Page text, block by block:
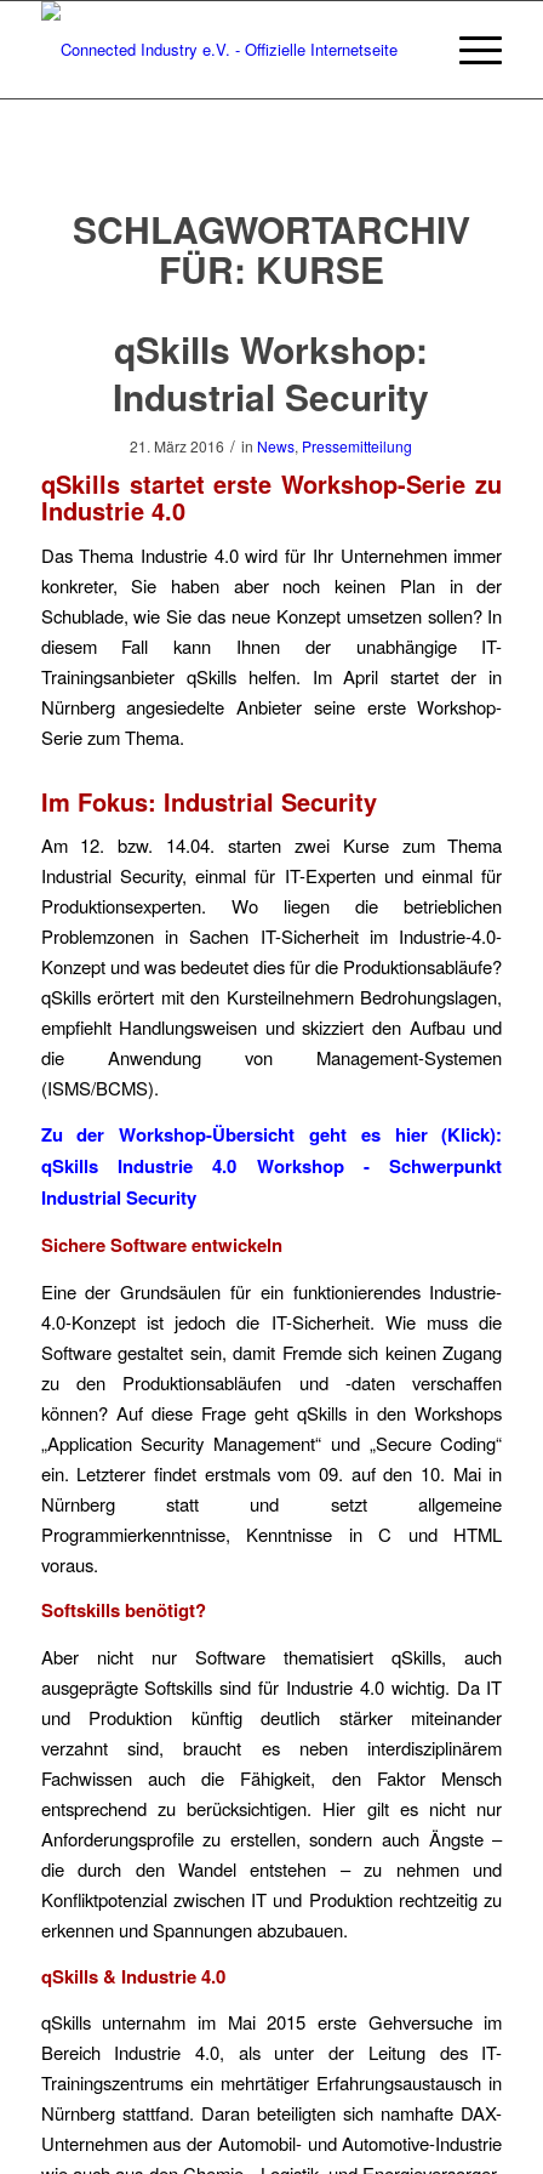
SCHLAGWORTARCHIV
FÜR: KURSE
qSkills Workshop:
Industrial Security
21. März 2016 / in News, Pressemitteilung
qSkills startet erste Workshop-Serie zu
Industrie 4.0
Das Thema Industrie 4.0 wird für Ihr Unternehmen immer
konkreter, Sie haben aber noch keinen Plan in der
Schublade, wie Sie das neue Konzept umsetzen sollen? In
diesem Fall kann Ihnen der unabhängige IT-
Trainingsanbieter qSkills helfen. Im April startet der in
Nürnberg angesiedelte Anbieter seine erste Workshop-
Serie zum Thema.
Im Fokus: Industrial Security
Am 12. bzw. 14.04. starten zwei Kurse zum Thema
Industrial Security, einmal für IT-Experten und einmal für
Produktionsexperten. Wo liegen die betrieblichen
Problemzonen in Sachen IT-Sicherheit im Industrie-4.0-
Konzept und was bedeutet dies für die Produktionsabläufe?
qSkills erörtert mit den Kursteilnehmern Bedrohungslagen,
empfiehlt Handlungsweisen und skizziert den Aufbau und
die Anwendung von Management-Systemen
(ISMS/BCMS).
Zu der Workshop-Übersicht geht es hier (Klick):
qSkills Industrie 4.0 Workshop - Schwerpunkt
Industrial Security
Sichere Software entwickeln
Eine der Grundsäulen für ein funktionierendes Industrie-
4.0-Konzept ist jedoch die IT-Sicherheit. Wie muss die
Software gestaltet sein, damit Fremde sich keinen Zugang
zu den Produktionsabläufen und -daten verschaffen
können? Auf diese Frage geht qSkills in den Workshops
„Application Security Management“ und „Secure Coding“
ein. Letzterer findet erstmals vom 09. auf den 10. Mai in
Nürnberg statt und setzt allgemeine
Programmierkenntnisse, Kenntnisse in C und HTML
voraus.
Softskills benötigt?
Aber nicht nur Software thematisiert qSkills, auch
ausgeprägte Softskills sind für Industrie 4.0 wichtig. Da IT
und Produktion künftig deutlich stärker miteinander
verzahnt sind, braucht es neben interdisziplinärem
Fachwissen auch die Fähigkeit, den Faktor Mensch
entsprechend zu berücksichtigen. Hier gilt es nicht nur
Anforderungsprofile zu erstellen, sondern auch Ängste –
die durch den Wandel entstehen – zu nehmen und
Konfliktpotenzial zwischen IT und Produktion rechtzeitig zu
erkennen und Spannungen abzubauen.
qSkills & Industrie 4.0
qSkills unternahm im Mai 2015 erste Gehversuche im
Bereich Industrie 4.0, als unter der Leitung des IT-
Trainingszentrums ein mehrtätiger Erfahrungsaustausch in
Nürnberg stattfand. Daran beteiligten sich namhafte DAX-
Unternehmen aus der Automobil- und Automotive-Industrie